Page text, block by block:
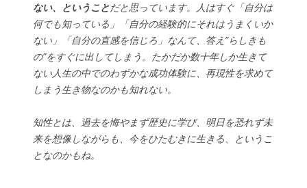
ない、ということだと思っています。人はすぐ「自分は
何でも知っている」「自分の経験的にそれはうまくいか
ない」「自分の直感を信じろ」なんて、答え”らしきも
の”をすぐに出してしまう。たかだか数十年しか生きて
ない人生の中でのわずかな成功体験に、再現性を求めて
しまう生き物なのかも知れない。
知性とは、過去を悔やまず歴史に学び、明日を恐れず未
来を想像しながらも、今をひたむきに生きる、というこ
となのかもね。